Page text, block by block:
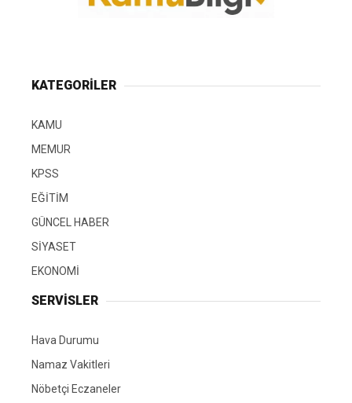
KATEGORİLER
KAMU
MEMUR
KPSS
EĞİTİM
GÜNCEL HABER
SİYASET
EKONOMİ
SERVİSLER
Hava Durumu
Namaz Vakitleri
Nöbetçi Eczaneler